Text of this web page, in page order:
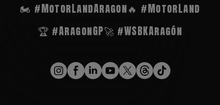
🏍️ #MotorLandAragon🔥 #MotorLand
🏆 #AragonGP🚀 #WSBKAragón